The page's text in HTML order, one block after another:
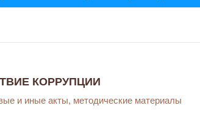
КОРРУПЦИИ
и иные акты, методические материалы